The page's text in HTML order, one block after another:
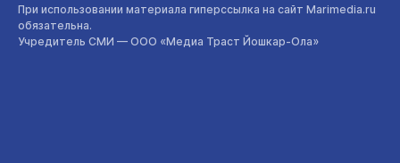
При использовании материала гиперссылка на сайт Marimedia.ru
обязательна.
Учредитель СМИ — ООО «Медиа Траст Йошкар-Ола»